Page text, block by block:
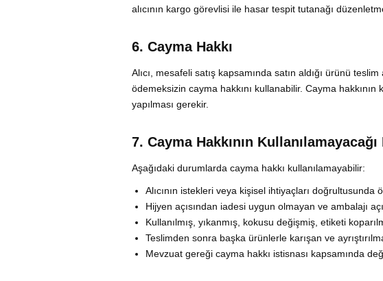
alıcının kargo görevlisi ile hasar tespit tutanağı
6. Cayma Hakkı
Alıcı, mesafeli satış kapsamında satın aldığı ürünü
ödemeksizin cayma hakkını kullanabilir. Cayma hakkının
yapılması gerekir.
7. Cayma Hakkının
Aşağıdaki durumlarda cayma hakkı kullanılamayabilir:
Alıcının istekleri veya kişisel ihtiyaçları doğrultusunda
Hijyen açısından iadesi uygun olmayan ve ambalajı
Kullanılmış, yıkanmış, kokusu değişmiş, etiketi
Teslimden sonra başka ürünlerle karışan ve
Mevzuat gereği cayma hakkı istisnası kapsamında